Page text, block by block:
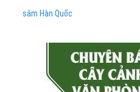
sâm Hàn Quốc